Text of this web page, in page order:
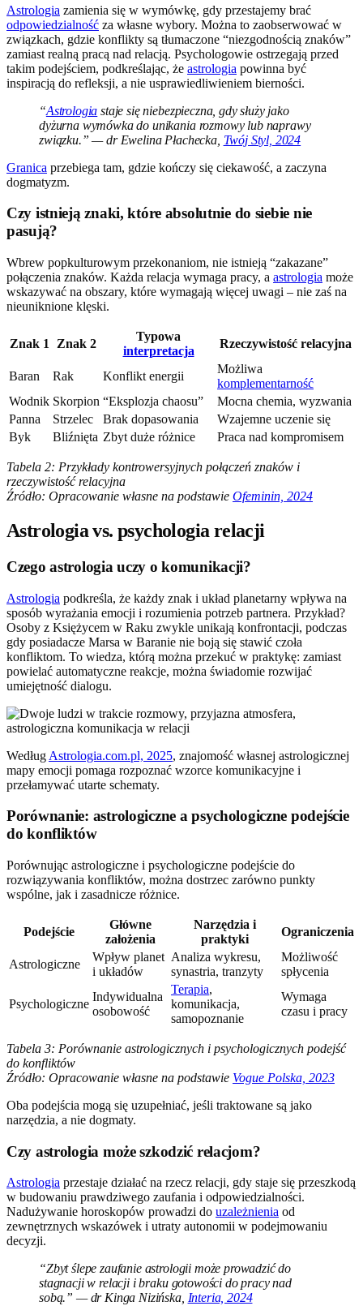
Astrologia zamienia się w wymówkę, gdy przestajemy brać
odpowiedzialność za własne wybory. Można to zaobserwować w
związkach, gdzie konflikty są tłumaczone “niezgodnością znaków”
zamiast realną pracą nad relacją. Psychologowie ostrzegają przed
takim podejściem, podkreślając, że astrologia powinna być
inspiracją do refleksji, a nie usprawiedliwieniem bierności.
“Astrologia staje się niebezpieczna, gdy służy jako
dyżurna wymówka do unikania rozmowy lub naprawy
związku.” — dr Ewelina Płachecka, Twój Styl, 2024
Granica przebiega tam, gdzie kończy się ciekawość, a zaczyna
dogmatyzm.
Czy istnieją znaki, które absolutnie do siebie nie
pasują?
Wbrew popkulturowym przekonaniom, nie istnieją “zakazane”
połączenia znaków. Każda relacja wymaga pracy, a astrologia może
wskazywać na obszary, które wymagają więcej uwagi – nie zaś na
nieuniknione klęski.
Znak 1 Znak 2
Typowa
interpretacja
Rzeczywistość relacyjna
Baran Rak Konflikt energii
Możliwa
komplementarność
Wodnik Skorpion “Eksplozja chaosu”
Mocna chemia, wyzwania
Panna
Strzelec Brak dopasowania
Wzajemne uczenie się
Byk
Bliźnięta Zbyt duże różnice Praca nad kompromisem
Tabela 2: Przykłady kontrowersyjnych połączeń znaków i
rzeczywistość relacyjna
Źródło: Opracowanie własne na podstawie Ofeminin, 2024
Astrologia vs. psychologia relacji
Czego astrologia uczy o komunikacji?
Astrologia podkreśla, że każdy znak i układ planetarny wpływa na
sposób wyrażania emocji i rozumienia potrzeb partnera. Przykład?
Osoby z Księżycem w Raku zwykle unikają konfrontacji, podczas
gdy posiadacze Marsa w Baranie nie boją się stawić czoła
konfliktom. To wiedza, którą można przekuć w praktykę: zamiast
powielać automatyczne reakcje, można świadomie rozwijać
umiejętność dialogu.
Według Astrologia.com.pl, 2025, znajomość własnej astrologicznej
mapy emocji pomaga rozpoznać wzorce komunikacyjne i
przełamywać utarte schematy.
Porównanie: astrologiczne a psychologiczne podejście
do konfliktów
Porównując astrologiczne i psychologiczne podejście do
rozwiązywania konfliktów, można dostrzec zarówno punkty
wspólne, jak i zasadnicze różnice.
Podejście
Główne
założenia
Narzędzia i
praktyki
Ograniczenia
Astrologiczne
Wpływ planet
i układów
Analiza wykresu,
synastria, tranzyty
Możliwość
spłycenia
Psychologiczne
Indywidualna
osobowość
Terapia,
komunikacja,
samopoznanie
Wymaga
czasu i pracy
Tabela 3: Porównanie astrologicznych i psychologicznych podejść
do konfliktów
Źródło: Opracowanie własne na podstawie Vogue Polska, 2023
Oba podejścia mogą się uzupełniać, jeśli traktowane są jako
narzędzia, a nie dogmaty.
Czy astrologia może szkodzić relacjom?
Astrologia przestaje działać na rzecz relacji, gdy staje się przeszkodą
w budowaniu prawdziwego zaufania i odpowiedzialności.
Nadużywanie horoskopów prowadzi do uzależnienia od
zewnętrznych wskazówek i utraty autonomii w podejmowaniu
decyzji.
“Zbyt ślepe zaufanie astrologii może prowadzić do
stagnacji w relacji i braku gotowości do pracy nad
sobą.” — dr Kinga Nizińska, Interia, 2024